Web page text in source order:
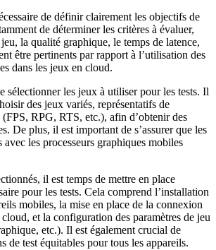
de définir clairement les objectifs de
de déterminer les critères à évaluer,
la qualité graphique, le temps de latence,
être pertinents par rapport à l’utilisation des
dans les jeux en cloud.
sélectionner les jeux à utiliser pour les tests. Il
des jeux variés, représentatifs de
RPG, RTS, etc.), afin d’obtenir des
De plus, il est important de s’assurer que les
les processeurs graphiques mobiles
il est temps de mettre en place
pour les tests. Cela comprend l’installation
mobiles, la mise en place de la connexion
et la configuration des paramètres de jeu
etc.). Il est également crucial de
de test équitables pour tous les appareils.